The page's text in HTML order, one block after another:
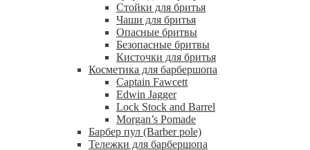
Стойки для бритья
Чаши для бритья
Опасные бритвы
Безопасные бритвы
Кисточки для бритья
Косметика для барбершопа
Captain Fawcett
Edwin Jagger
Lock Stock and Barrel
Morgan’s Pomade
Барбер пул (Barber pole)
Тележки для барбершопа